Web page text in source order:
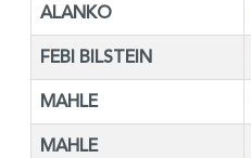
ALANKO
FEBI BILSTEIN
MAHLE
MAHLE